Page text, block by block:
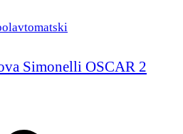
Simonelli OSCAR 2